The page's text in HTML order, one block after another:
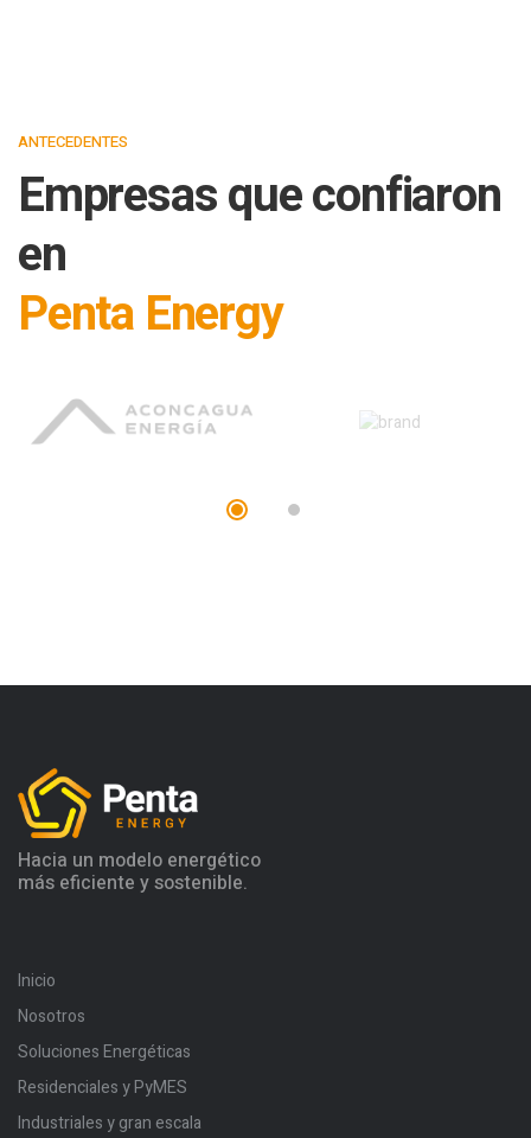
ANTECEDENTES
Empresas que confiaron
en
Penta Energy
Hacia un modelo energético
más eficiente y sostenible.
Inicio
Nosotros
Soluciones Energéticas
Residenciales y PyMES
Industriales y gran escala